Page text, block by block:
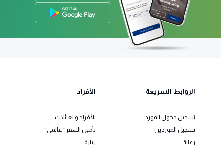
الروابط السريعة
تسجيل دخول المورد
تسجيل الموردين
رعاية
الأفراد
الأفراد والعائلات
تأمين السفر “عالمي”
زيارة